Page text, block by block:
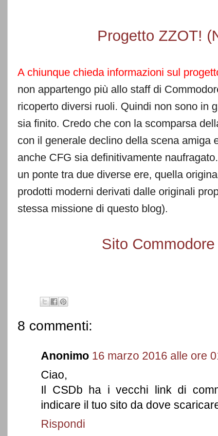
Progetto ZZOT!
A chiunque chieda informazioni sul
non appartengo più allo staff di
ricoperto diversi ruoli. Quindi non sono in
sia finito. Credo che con la scomparsa
con il generale declino della scena amiga
anche CFG sia definitivamente
un ponte tra due diverse ere, quella
prodotti moderni derivati dalle originali
stessa missione di questo blog).
Sito
8 commenti:
Anonimo 16 marzo 2016 alle ore
Ciao,
Il CSDb ha i vecchi link di
indicare il tuo sito da dove
Rispondi